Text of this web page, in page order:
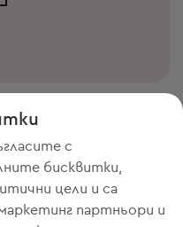
с
бисквитки,
цели и са
партньори и